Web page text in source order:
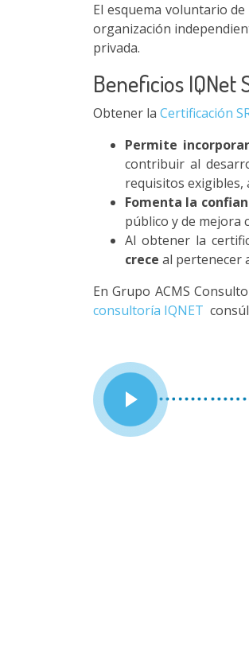
El esquema voluntario
organización
privada.
Beneficios IQNet
Obtener la Certificación
Permite
contribuir al
requisitos
Fomenta la
público y de mejora
Al obtener la
crece al pertenecer
En Grupo ACMS
consultoría IQNET